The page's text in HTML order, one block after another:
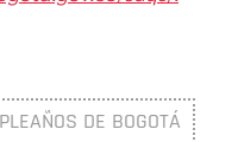
DE BOGOTÁ